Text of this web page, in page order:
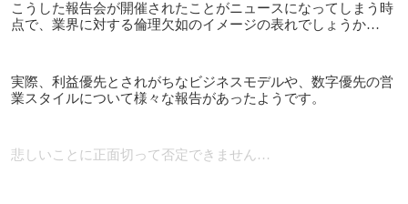
こうした報告会が開催されたことがニュースになってしまう時
点で、業界に対する倫理欠如のイメージの表れでしょうか…
実際、利益優先とされがちなビジネスモデルや、数字優先の営
業スタイルについて様々な報告があったようです。
悲しいことに正面切って否定できません…